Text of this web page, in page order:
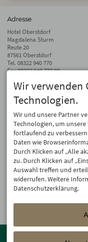
Adresse
Hotel Oberstdorf
Magdalena Sturm
Reute 20
87561 Oberstdorf
Tel. 08322 940 770
Fax 08322 940 777 00
info@hotel-oberstdorf.de
Auf dem Laufenden
Wir geben Ihre E-Mail-Adresse
Versprochen! Eine Abmeldung
Mitglied der
Wir verwenden
Technologien.
Wir und unsere Partner
Technologien, um
fortlaufend zu
Daten wie
Durch Klicken auf „Alle
zu. Durch Klicken auf
Auswahl treffen und
widerrufen. Weitere
Datenschutzerklärung.